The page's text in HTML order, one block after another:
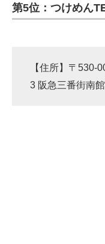
製造業のIT導入・活用
エレクトロニクス専
エネルギーの専門メデ
第5位：つけめん
【住所】〒530-
3 阪急三番街南